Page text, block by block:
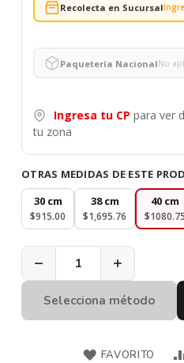
Recolecta en Sucursal
Paquetería NacionalNo
Ingresa tu CP para ver
tu zona
OTRAS MEDIDAS DE ESTE
30 cm
$915.00
38 cm
$1,695.76
40 cm
$1080.75
− +
Selecciona método
FAVORITO